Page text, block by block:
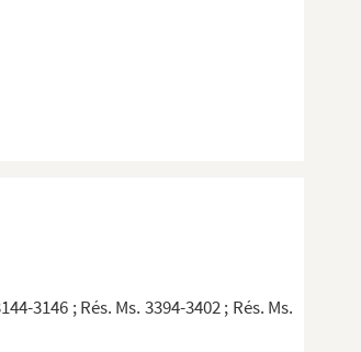
3146 ; Rés. Ms. 3394-3402 ; Rés. Ms.